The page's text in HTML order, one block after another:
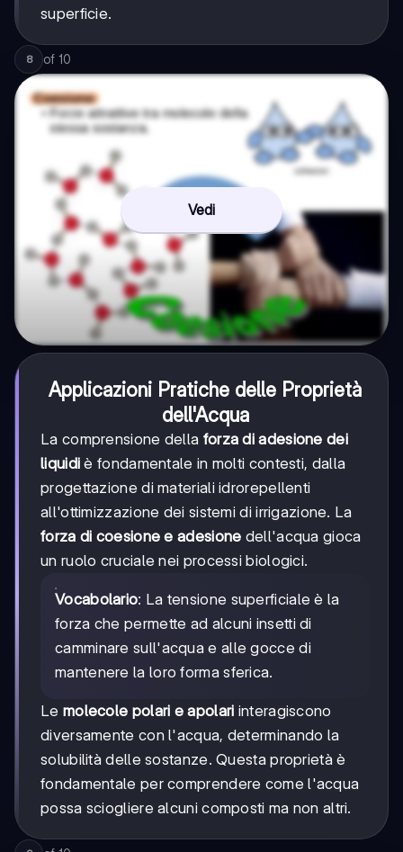
superficie.
8 of 10
Vedi
Applicazioni Pratiche delle Proprietà
dell'Acqua
La comprensione della forza di adesione dei
liquidi è fondamentale in molti contesti, dalla
progettazione di materiali idrorepellenti
all'ottimizzazione dei sistemi di irrigazione. La
forza di coesione e adesione dell'acqua gioca
un ruolo cruciale nei processi biologici.
Vocabolario: La tensione superficiale è la
forza che permette ad alcuni insetti di
camminare sull'acqua e alle gocce di
mantenere la loro forma sferica.
Le molecole polari e apolari interagiscono
diversamente con l'acqua, determinando la
solubilità delle sostanze. Questa proprietà è
fondamentale per comprendere come l'acqua
possa sciogliere alcuni composti ma non altri.